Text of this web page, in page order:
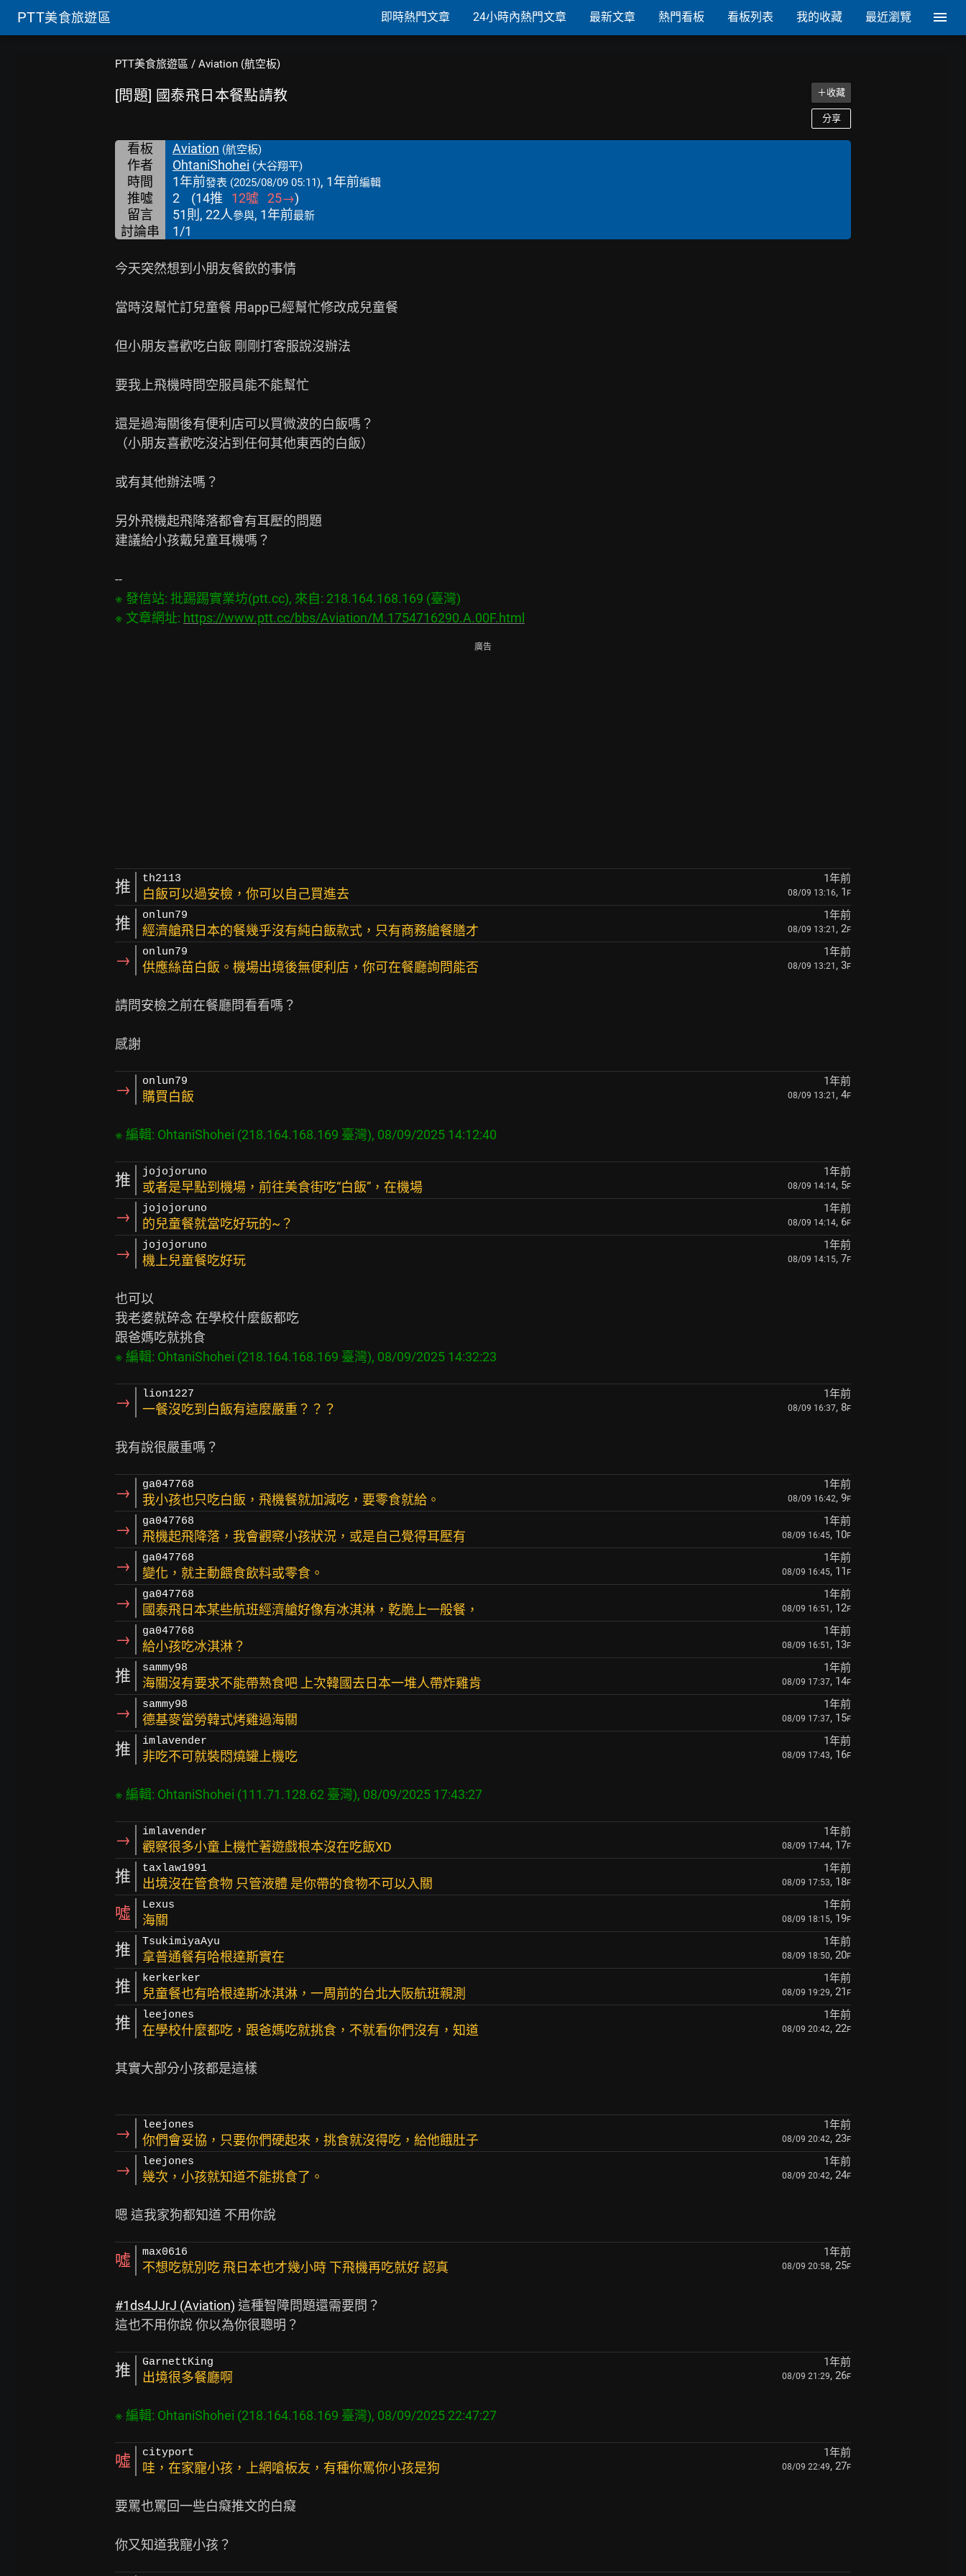
PTT美食旅遊區 即時熱門文章 24小時內熱門文章 最新文章 熱門看板 看板列表 我的收藏 最近瀏覽
PTT美食旅遊區 / Aviation (航空板)
[問題] 國泰飛日本餐點請教 ＋收藏
分享
看板 Aviation (航空板)
作者 OhtaniShohei (大谷翔平)
時間 1年前發表 (2025/08/09 05:11), 1年前編輯
推噓 2 (14推 12噓 25→)
留言
51則, 22人參與, 1年前最新
討論串 1/1
今天突然想到小朋友餐飲的事情
當時沒幫忙訂兒童餐 用app已經幫忙修改成兒童餐
但小朋友喜歡吃白飯 剛剛打客服說沒辦法
要我上飛機時問空服員能不能幫忙
還是過海關後有便利店可以買微波的白飯嗎？
（小朋友喜歡吃沒沾到任何其他東西的白飯）
或有其他辦法嗎？
另外飛機起飛降落都會有耳壓的問題
建議給小孩戴兒童耳機嗎？
※ 發信站: 批踢踢實業坊(ptt.cc), 來自: 218.164.168.169 (臺灣)
※ 文章網址: https://www.ptt.cc/bbs/Aviation/M.1754716290.A.00F.html
廣告
推 th2113 1年前
白飯可以過安檢，你可以自己買進去 08/09 13:16, 1 F
推 onlun79 1年前
經濟艙飛日本的餐幾乎沒有純白飯款式，只有商務艙餐膳才 08/09 13:21 , 2F
→ onlun79 1年前
供應絲苗白飯。機場出境後無便利店，你可在餐廳詢問能否 08/09 13:21 , 3F
請問安檢之前在餐廳問看看嗎？
→ onlun79 1年前
購買白飯 08/09 13:21 , 4F
※ 編輯: OhtaniShohei (218.164.168.169 臺灣), 08/09/2025 14:12:40
推 jojojoruno 1年前
或者是早點到機場，前往美食街吃“白飯”，在機場 08/09 14:14, 5F
→ jojojoruno 1年前
的兒童餐就當吃好玩的~？ 08/09 14:14, 6F
→ jojojoruno 1年前
機上兒童餐吃好玩 08/09 14:15, 7F
也可以
我老婆就碎念 在學校什麼飯都吃
※ 編輯: OhtaniShohei (218.164.168.169 臺灣), 08/09/2025 14:32:23
→ lion1227 1年前
一餐沒吃到白飯有這麼嚴重？？？ 08/09 16:37, 8F
→ ga047768 1年前
我小孩也只吃白飯，飛機餐就加減吃，要零食就給。 08/09 16:42, 9F
→ ga047768 1年前
飛機起飛降落，我會觀察小孩狀況，或是自己覺得耳壓有 08/09 16:45, 10F
→ ga047768 1年前
變化，就主動餵食飲料或零食。 08/09 16:45, 11 F
→ ga047768 1年前
國泰飛日本某些航班經濟艙好像有冰淇淋，乾脆上一般餐， 08/09 16:51 , 12F
→ ga047768 1年前
給小孩吃冰淇淋？ 08/09 16:51 , 13F
推 sammy98 1年前
海關沒有要求不能帶熟食吧 上次韓國去日本一堆人帶炸雞肯 08/09 17:37, 14F
→ sammy98 1年前
德基麥當勞韓式烤雞過海關 08/09 17:37, 15F
推 imlavender 1年前
非吃不可就裝悶燒罐上機吃 08/09 17:43, 16F
※ 編輯: OhtaniShohei (111.71.128.62 臺灣), 08/09/2025 17:43:27
→ imlavender 1年前
觀察很多小童上機忙著遊戲根本沒在吃飯XD 08/09 17:44, 17F
推 taxlaw1991 1年前
出境沒在管食物 只管液體 是你帶的食物不可以入關 08/09 17:53, 18F
噓 Lexus 1年前
海關 08/09 18:15, 19F
推 TsukimiyaAyu 1年前
拿普通餐有哈根達斯實在 08/09 18:50, 20F
推 kerkerker 1年前
兒童餐也有哈根達斯冰淇淋，一周前的台北大阪航班親測 08/09 19:29, 21 F
推 leejones 1年前
在學校什麼都吃，跟爸媽吃就挑食，不就看你們沒有，知道 08/09 20:42, 22F
其實大部分小孩都是這樣
→ leejones 1年前
你們會妥協，只要你們硬起來，挑食就沒得吃，給他餓肚子 08/09 20:42, 23F
→ leejones 1年前
幾次，小孩就知道不能挑食了。 08/09 20:42, 24F
噓 max0616 1年前
不想吃就別吃 飛日本也才幾小時 下飛機再吃就好 認真 08/09 20:58, 25F
#1ds4JJrJ (Aviation) 這種智障問題還需要問？
推 GarnettKing 1年前
出境很多餐廳啊 08/09 21:29, 26F
※ 編輯: OhtaniShohei (218.164.168.169 臺灣), 08/09/2025 22:47:27
噓 cityport 1年前
哇，在家寵小孩，上網嗆板友，有種你罵你小孩是狗 08/09 22:49, 27F
要罵也罵回一些白癡推文的白癡